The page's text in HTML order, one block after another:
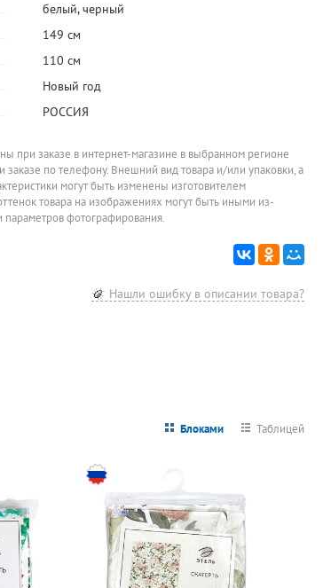
-15%
руб.
Сервиз
столовый 16
предметов,
керамика, Jewel,
5 450 руб.
-32%
Набор для
напитков 7шт,
1,8л, стекло,
упаковок
белый,черный
149 см
110 см
Новый год
РОССИЯ
при заказе в интернет-магазине в выбранном регионе
заказе по телефону. Внешний вид товара и/или упаковки, а
могут быть изменены изготовителем
товара на изображениях могут быть иными из-
фотографирования.
Нашли ошибку в описании товара?
Блоками Таблицей